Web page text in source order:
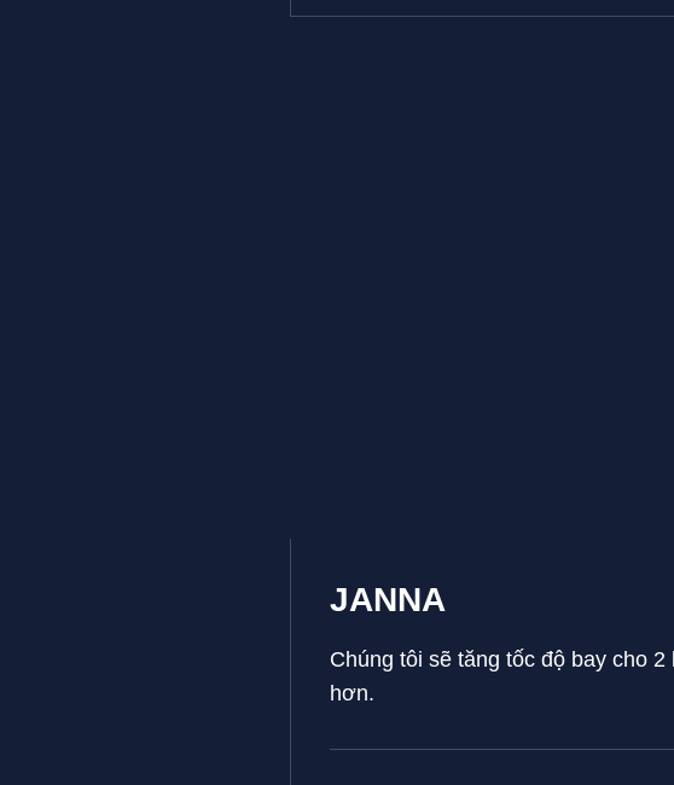
JANNA
Chúng tôi sẽ tăng tốc độ bay cho
hơn.